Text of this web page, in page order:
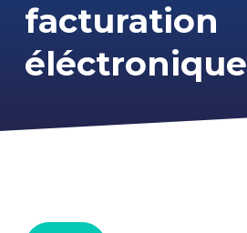
facturation
éléctronique